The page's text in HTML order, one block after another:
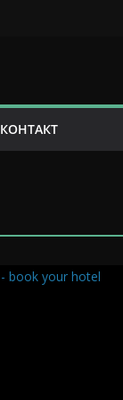
КОНТАКТ